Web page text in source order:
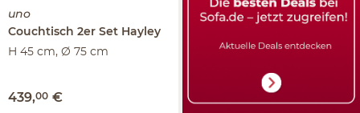
uno
Couchtisch 2er Set Hayley
H 45 cm, Ø 75 cm
439,00 €